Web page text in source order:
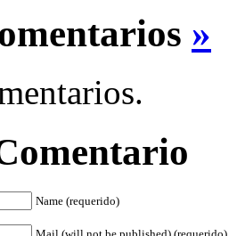
»
Name (requerido)